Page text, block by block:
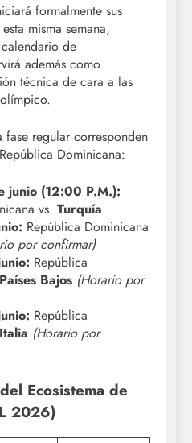
formalmente sus
misma semana,
de
además como
técnica de cara a las
regular corresponden
Dominicana:
junio (12:00 P.M.):
vs. Turquía
República Dominicana
por confirmar)
República
Países Bajos (Horario por
República
Italia (Horario por
Ecosistema de
2026)